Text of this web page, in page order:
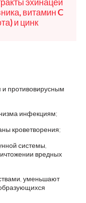
витамин C
и цинк
противовирусным
инфекциям;
кроветворения;
системы,
вредных
уменьшают